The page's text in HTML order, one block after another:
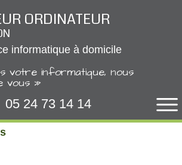
ORDINATEUR
informatique à domicile
votre informatique, nous
vous »
05 24 73 14 14